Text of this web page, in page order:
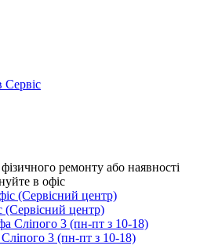
ремонту або наявності
в офіс
(Сервісний центр)
3 (пн-пт з 10-18)